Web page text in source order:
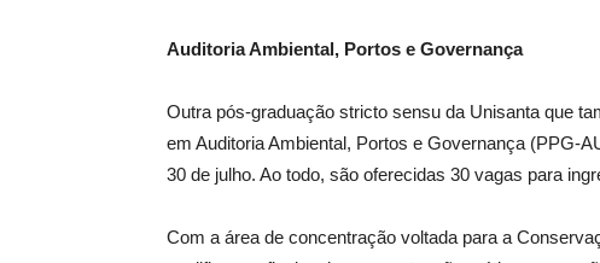
Auditoria Ambiental, Portos e Governança
Outra pós-graduação stricto sensu da Unisanta que
em Auditoria Ambiental, Portos e Governança (PPG-
30 de julho. Ao todo, são oferecidas 30 vagas para
Com a área de concentração voltada para a